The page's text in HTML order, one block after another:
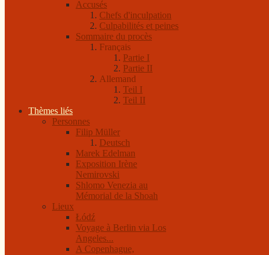
Accusés
Chefs d'inculpation
Culpabilités et peines
Sommaire du procès
Français
Partie I
Partie II
Allemand
Teil I
Teil II
Thèmes liés
Personnes
Filip Müller
Deutsch
Marek Edelman
Exposition Irène
Nemirovski
Shlomo Venezia au
Mémorial de la Shoah
Lieux
Łódź
Voyage à Berlin via Los
Angeles...
A Copenhague,